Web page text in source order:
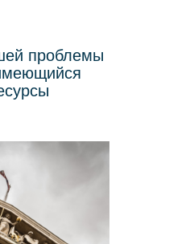
проблемы